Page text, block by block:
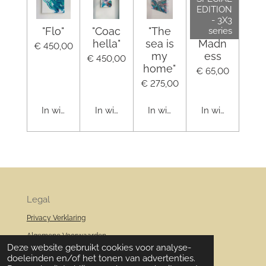
Deze website gebruikt cookies voor analyse-
doeleinden en/of het tonen van advertenties.
"Flo"
€ 450,00
In winkelwagen
"Coac
hella"
€ 450,00
In winkelwagen
"The
sea is
my
home"
€ 275,00
In winkelwagen
EDITION
- 3X3
series
Color
Madn
ess
€ 65,00
In winkelwagen
Legal
Privacy Verklaring
Algemene Voorwaarden
© 2020 Atelier LAVé